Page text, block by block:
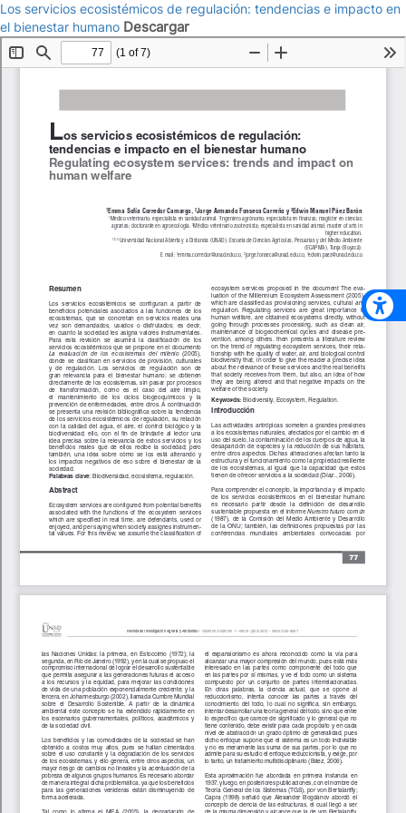
Los servicios ecosistémicos de regulación: tendencias e impacto en
el bienestar humano Descargar